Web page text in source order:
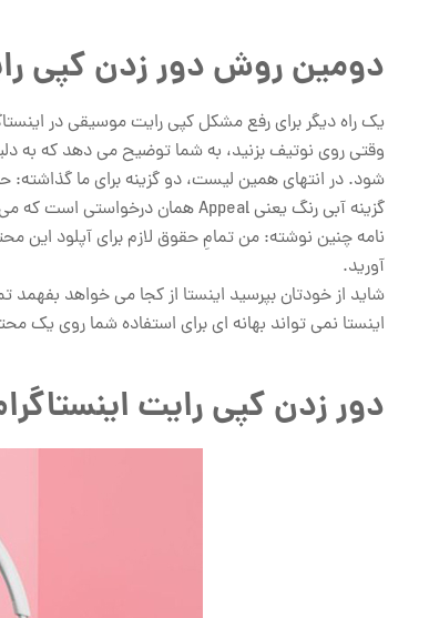
دومین روش دور زدن کپی
یک راه دیگر برای رفع مشکل کپی رایت موسیقی در
وقتی روی نوتیف بزنید، به شما توضیح می دهد که به
شود. در انتهای همین لیست، دو گزینه برای ما
آورید.
شاید از خودتان بپرسید اینستا از کجا می خواهد
اینستا نمی تواند بهانه ای برای استفاده شما روی یک
دور زدن کپی رایت